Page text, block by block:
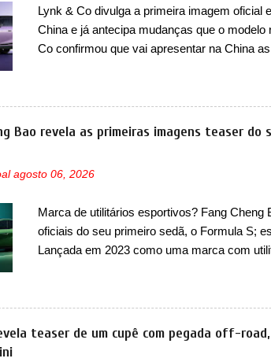
passando logo abaixo do logotipo e dos
placa novo abaixo do vinco e uma nova
Lynk & Co divulga a primeira imagem oficial
China e já antecipa mudanças que o
Co confirmou que vai apresentar na China
em 2024. Agora, o modelo passará por sua
mudará de nome. Vendido na Europa como
ser vendido na China apenas como ‘20’.
confirmou que ele pode ser um dos
uma melhoria de eficiência térmica e integra
HBMS, LBMS, VCU, TMS, controle ativo de
energia. Há mais quatro recursos de
Bao revela as primeiras imagens teaser do
agosto 06, 2026
Marca de utilitários esportivos? Fang Cheng
oficiais do seu primeiro sedã, o Formula S;
Lançada em 2023 como uma marca com
pegada mais off-road. E isso funcionou
Bao 5 e Bao 8, além do Tai 3 e Tai 7. Agora,
vez no segmento de... sedãs. Antecipado
primeiro três volumes da Fang Cheng Bao,
teaser de um cupê com pegada off-